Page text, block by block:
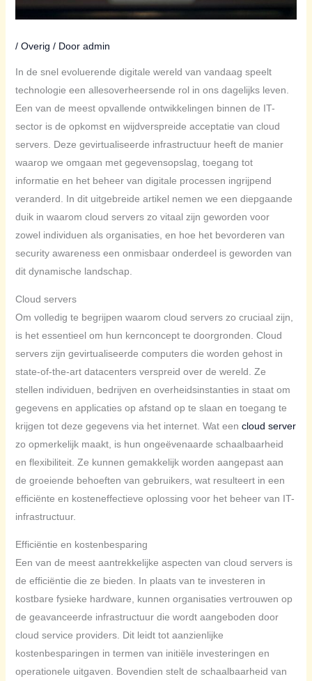
/ Overig / Door admin
In de snel evoluerende digitale wereld van vandaag speelt
technologie een allesoverheersende rol in ons dagelijks leven.
Een van de meest opvallende ontwikkelingen binnen de IT-
sector is de opkomst en wijdverspreide acceptatie van cloud
servers. Deze gevirtualiseerde infrastructuur heeft de manier
waarop we omgaan met gegevensopslag, toegang tot
informatie en het beheer van digitale processen ingrijpend
veranderd. In dit uitgebreide artikel nemen we een diepgaande
duik in waarom cloud servers zo vitaal zijn geworden voor
zowel individuen als organisaties, en hoe het bevorderen van
security awareness een onmisbaar onderdeel is geworden van
dit dynamische landschap.
Cloud servers
Om volledig te begrijpen waarom cloud servers zo cruciaal zijn,
is het essentieel om hun kernconcept te doorgronden. Cloud
servers zijn gevirtualiseerde computers die worden gehost in
state-of-the-art datacenters verspreid over de wereld. Ze
stellen individuen, bedrijven en overheidsinstanties in staat om
gegevens en applicaties op afstand op te slaan en toegang te
krijgen tot deze gegevens via het internet. Wat een cloud server
zo opmerkelijk maakt, is hun ongeëvenaarde schaalbaarheid
en flexibiliteit. Ze kunnen gemakkelijk worden aangepast aan
de groeiende behoeften van gebruikers, wat resulteert in een
efficiënte en kosteneffectieve oplossing voor het beheer van IT-
infrastructuur.
Efficiëntie en kostenbesparing
Een van de meest aantrekkelijke aspecten van cloud servers is
de efficiëntie die ze bieden. In plaats van te investeren in
kostbare fysieke hardware, kunnen organisaties vertrouwen op
de geavanceerde infrastructuur die wordt aangeboden door
cloud service providers. Dit leidt tot aanzienlijke
kostenbesparingen in termen van initiële investeringen en
operationele uitgaven. Bovendien stelt de schaalbaarheid van